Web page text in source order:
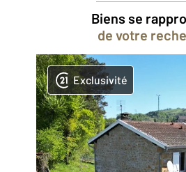
Biens se
de votre
Exclusivité